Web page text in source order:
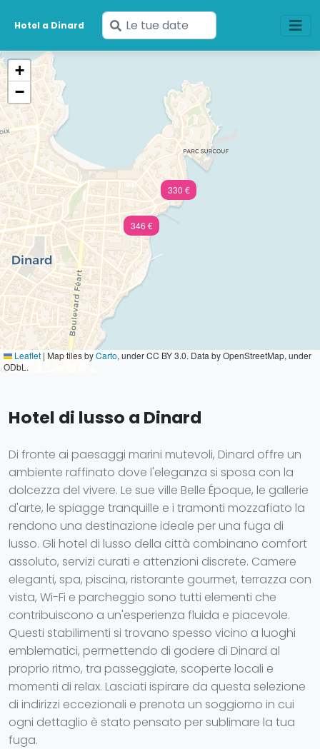
Hotel a Dinard
Inserisci
le
346 €
330 €
+
−
Leaflet | Map tiles byCarto, under CC BY 3.0. Data by OpenStreetMap, under
ODbL.
Hotel di lusso a Dinard
Di fronte ai paesaggi marini mutevoli, Dinard offre un
ambiente raffinato dove l'eleganza si sposa con la
dolcezza del vivere. Le sue ville Belle Époque, le gallerie
d'arte, le spiagge tranquille e i tramonti mozzafiato la
rendono una destinazione ideale per una fuga di
lusso. Gli hotel di lusso della città combinano comfort
assoluto, servizi curati e attenzioni discrete. Camere
eleganti, spa, piscina, ristorante gourmet, terrazza con
vista, Wi-Fi e parcheggio sono tutti elementi che
contribuiscono a un'esperienza fluida e piacevole.
Questi stabilimenti si trovano spesso vicino a luoghi
emblematici, permettendo di godere di Dinard al
proprio ritmo, tra passeggiate, scoperte locali e
momenti di relax. Lasciati ispirare da questa selezione
di indirizzi eccezionali e prenota un soggiorno in cui
ogni dettaglio è stato pensato per sublimare la tua
fuga.